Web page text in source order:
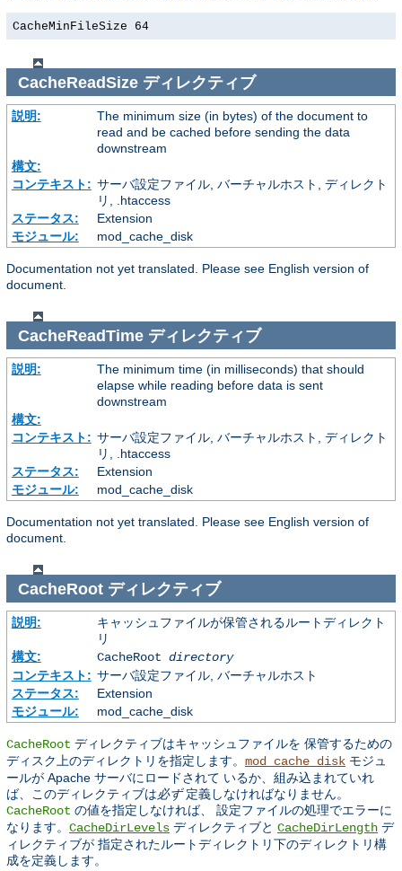
CacheMinFileSize 64
CacheReadSizeディレクティブ
説明:
The minimum size (in bytes) of the document to
read and be cached before sending the data
downstream
構文:
コンテキスト: サーバ設定ファイル, バーチャルホスト, ディレクト
リ, .htaccess
ステータス:
Extension
モジュール:
mod_cache_disk
Documentation not yet translated. Please see English version of
document.
CacheReadTimeディレクティブ
説明:
The minimum time (in milliseconds) that should
elapse while reading before data is sent
downstream
構文:
コンテキスト: サーバ設定ファイル, バーチャルホスト, ディレクト
リ, .htaccess
ステータス:
Extension
モジュール:
mod_cache_disk
Documentation not yet translated. Please see English version of
document.
CacheRootディレクティブ
説明:
キャッシュファイルが保管されるルートディレクト
リ
構文:
CacheRoot directory
コンテキスト: サーバ設定ファイル, バーチャルホスト
ステータス:
Extension
モジュール:
mod_cache_disk
CacheRoot ディレクティブはキャッシュファイルを 保管するための
ディスク上のディレクトリを指定します。 mod_cache_disk モジュ
ールが Apache サーバにロードされて いるか、組み込まれていれ
ば、このディレクティブは必ず定義しなければなりません。
CacheRoot の値を指定しなければ、 設定ファイルの処理でエラーに
なります。 CacheDirLevels ディレクティブと CacheDirLength デ
ィレクティブが 指定されたルートディレクトリ下のディレクトリ構
成を定義します。